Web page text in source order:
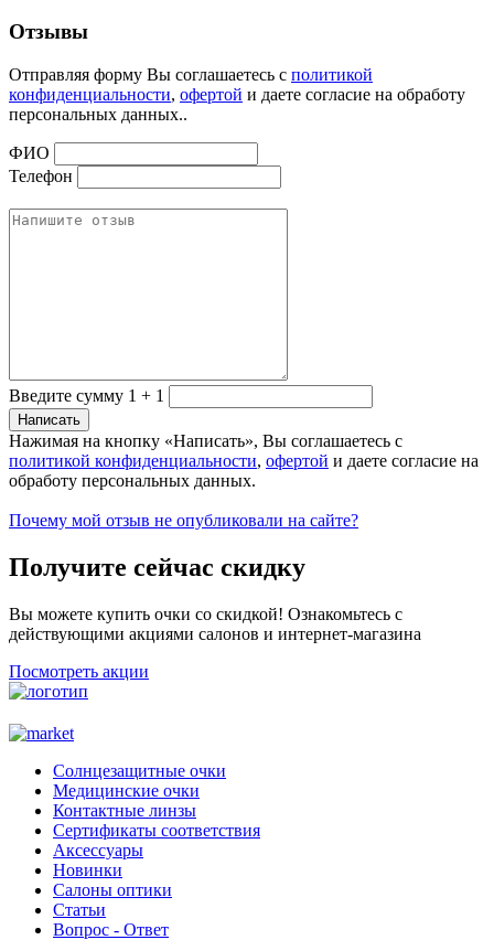
Отзывы
Отправляя форму Вы соглашаетесь с политикой
конфиденциальности, офертой и даете согласие на обработу
персональных данных..
ФИО
Телефон
Введите сумму 1 + 1
Нажимая на кнопку «Написать», Вы соглашаетесь с
политикой конфиденциальности, офертой и даете согласие на
обработу персональных данных.
Почему мой отзыв не опубликовали на сайте?
Получите сейчас скидку
Вы можете купить очки со скидкой! Ознакомьтесь с
действующими акциями салонов и интернет-магазина
Посмотреть акции
Солнцезащитные очки
Медицинские очки
Контактные линзы
Сертификаты соответствия
Аксессуары
Новинки
Салоны оптики
Статьи
Вопрос - Ответ